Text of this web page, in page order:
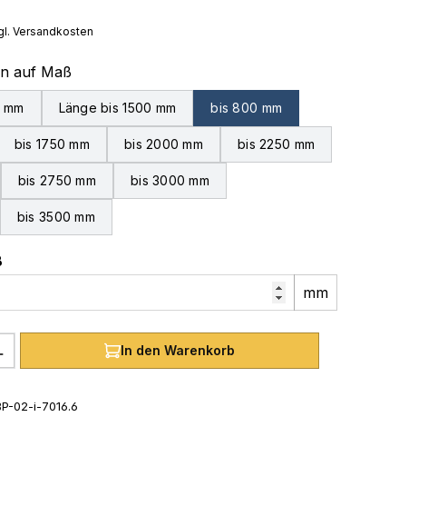
Versandkosten
auf Maßauswählen
Länge bis 1500 mm bis 800 mm
bis 1750 mm bis 2000 mm bis 2250 mm
bis 2750 mm bis 3000 mm
bis 3500 mm
mm
Gib den gewünschten Wert ein
In den Warenkorb
02-i-7016.6